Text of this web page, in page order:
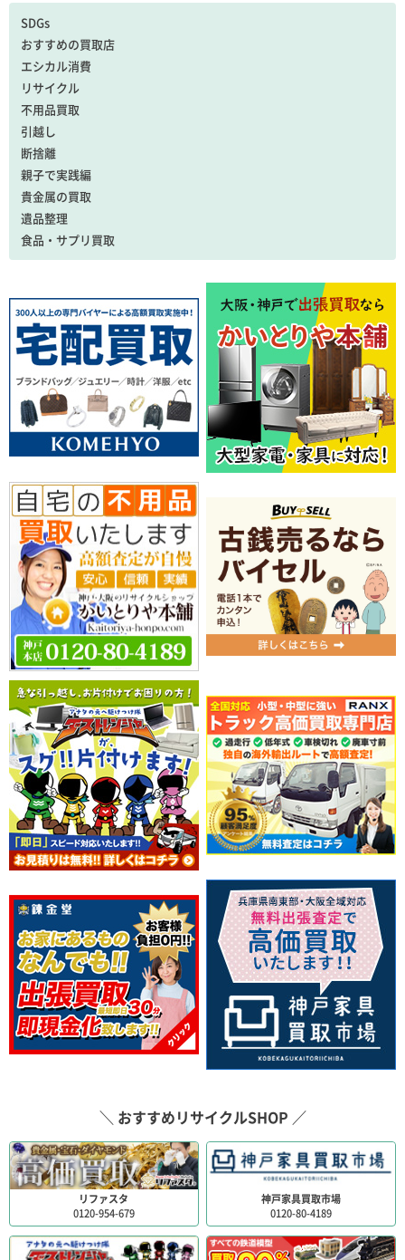
SDGs
おすすめの買取店
エシカル消費
リサイクル
不用品買取
引越し
断捨離
親子で実践編
貴金属の買取
遺品整理
食品・サプリ買取
＼ おすすめリサイクルSHOP ／
リファスタ
0120-954-679
神戸家具買取市場
0120-80-4189